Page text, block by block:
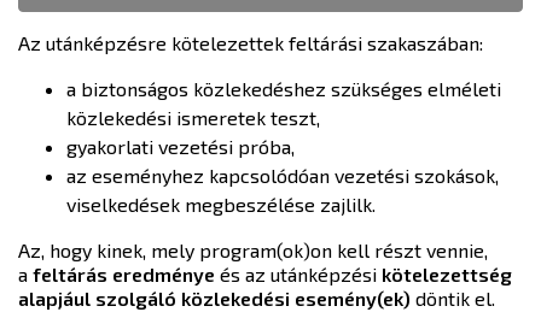
Az utánképzésre kötelezettek feltárási szakaszában:
a biztonságos közlekedéshez szükséges elméleti
közlekedési ismeretek teszt,
gyakorlati vezetési próba,
az eseményhez kapcsolódóan vezetési szokások,
viselkedések megbeszélése zajlilk.
Az, hogy kinek, mely program(ok)on kell részt vennie,
a feltárás eredménye és az utánképzési kötelezettség
alapjául szolgáló közlekedési esemény(ek) döntik el.